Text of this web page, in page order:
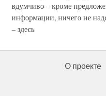
вдумчиво – кроме
информации, ничего не
– здесь
О проекте